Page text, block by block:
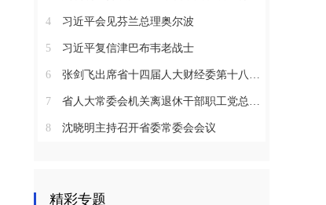
4 习近平会见芬兰总理奥尔波
5 习近平复信津巴布韦老战士
6 张剑飞出席省十四届人大财经委第十八次全体会议
7 省人大常委会机关离退休干部职工党总支召开2025年度总结表彰大会
8 沈晓明主持召开省委常委会会议
精彩专题